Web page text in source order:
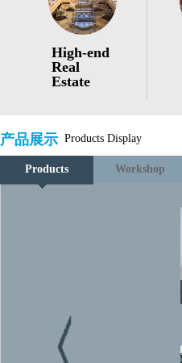
High-end
Real
Estate
产品展示 Products Display
Products Workshop